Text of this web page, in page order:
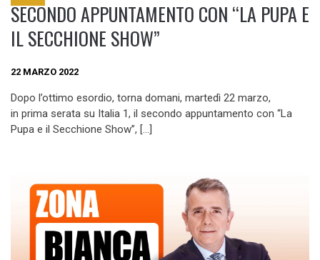
SECONDO APPUNTAMENTO CON “LA PUPA E
IL SECCHIONE SHOW”
22 MARZO 2022
Dopo l’ottimo esordio, torna domani, martedì 22 marzo,
in prima serata su Italia 1, il secondo appuntamento con “La
Pupa e il Secchione Show”, […]